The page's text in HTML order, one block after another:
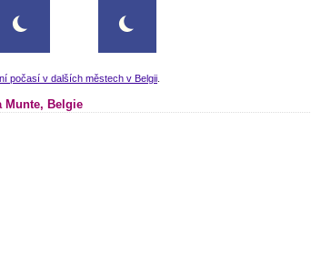
počasí v dalších městech v Belgii
Munte, Belgie